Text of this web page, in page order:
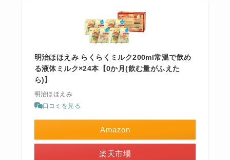
明治ほほえみ らくらくミルク200ml常温で飲め
る液体ミルク×24本【0か月(飲む量がふえた
ら)】
明治ほほえみ
口コミを見る
Amazon
楽天市場